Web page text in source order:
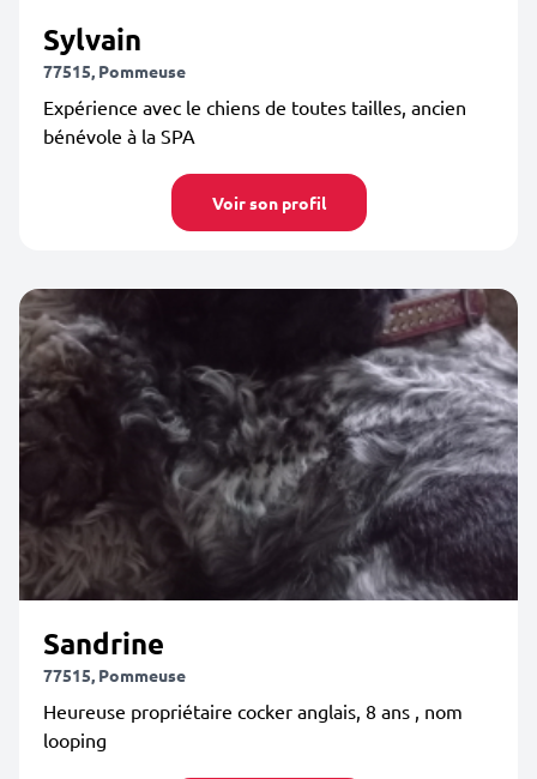
Sylvain
77515, Pommeuse
Expérience avec le chiens de toutes tailles, ancien
bénévole à la SPA
Voir son profil
Sandrine
77515, Pommeuse
Heureuse propriétaire cocker anglais, 8 ans , nom
looping